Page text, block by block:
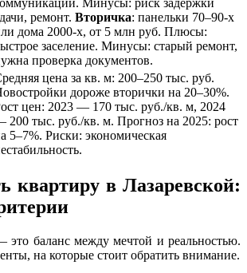
ремонт. Вторичка: панельки 70–90-х
дома 2000-х, от 5 млн руб. Плюсы:
заселение. Минусы: старый ремонт,
проверка документов.
цена за кв. м: 200–250 тыс. руб.
дороже вторички на 20–30%.
цен: 2023 — 170 тыс. руб./кв. м, 2024
200 тыс. руб./кв. м. Прогноз на 2025: рост
5–7%. Риски: экономическая
квартиру в Лазаревской:
баланс между мечтой и реальностью.
на которые стоит обратить внимание.